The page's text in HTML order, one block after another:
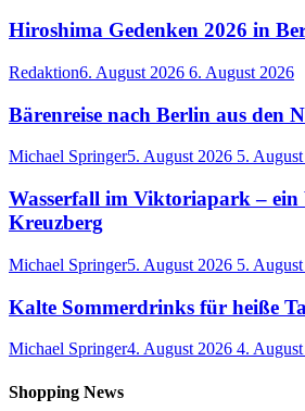
Hiroshima Gedenken 2026 in
Redaktion6. August 2026 6. August 2026
Bärenreise nach Berlin aus den
Michael Springer5. August 2026 5.
Wasserfall im Viktoriapark – ein
Kreuzberg
Michael Springer5. August 2026 5.
Kalte Sommerdrinks für heiße
Michael Springer4. August 2026 4.
Shopping News